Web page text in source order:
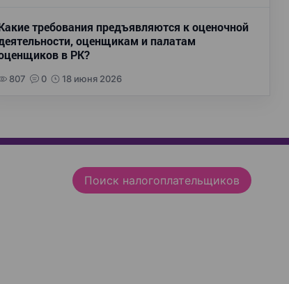
требования предъявляются к оценочной
оценщикам и палатам
в РК?
807 0 18 июня 2026
Поиск налогоплательщиков